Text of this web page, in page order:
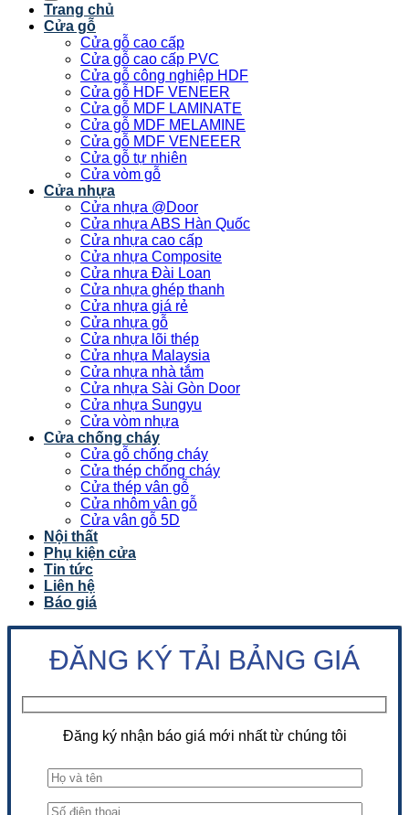
Trang chủ
Cửa gỗ
Cửa gỗ cao cấp
Cửa gỗ cao cấp PVC
Cửa gỗ công nghiệp HDF
Cửa gỗ HDF VENEER
Cửa gỗ MDF LAMINATE
Cửa gỗ MDF MELAMINE
Cửa gỗ MDF VENEEER
Cửa gỗ tự nhiên
Cửa vòm gỗ
Cửa nhựa
Cửa nhựa @Door
Cửa nhựa ABS Hàn Quốc
Cửa nhựa cao cấp
Cửa nhựa Composite
Cửa nhựa Đài Loan
Cửa nhựa ghép thanh
Cửa nhựa giá rẻ
Cửa nhựa gỗ
Cửa nhựa lõi thép
Cửa nhựa Malaysia
Cửa nhựa nhà tắm
Cửa nhựa Sài Gòn Door
Cửa nhựa Sungyu
Cửa vòm nhựa
Cửa chống cháy
Cửa gỗ chống cháy
Cửa thép chống cháy
Cửa thép vân gỗ
Cửa nhôm vân gỗ
Cửa vân gỗ 5D
Nội thất
Phụ kiện cửa
Tin tức
Liên hệ
Báo giá
ĐĂNG KÝ TẢI BẢNG GIÁ
Đăng ký nhận báo giá mới nhất từ chúng tôi